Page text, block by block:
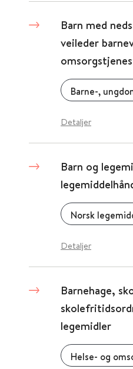
Barn med
veileder
Detaljer
Barn og
Norsk
Detaljer
Barnehage,
legemidler